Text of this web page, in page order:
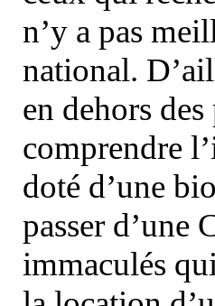
n’y a pas
national.
en dehors
comprendre
doté d’une
passer d’une
immaculés